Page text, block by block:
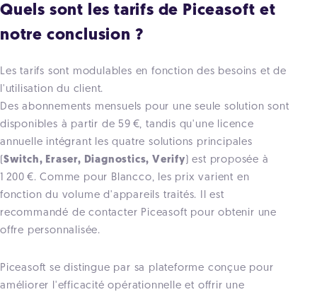
Quels sont les tarifs de Piceasoft et
notre conclusion ?
Les tarifs sont modulables en fonction des besoins et de
l'utilisation du client.
Des abonnements mensuels pour une seule solution sont
disponibles à partir de 59 €, tandis qu'une licence
annuelle intégrant les quatre solutions principales
Switch, Eraser, Diagnostics, Verify ) est proposée à
1 200 €. Comme pour Blancco, les prix varient en
fonction du volume d'appareils traités. Il est
recommandé de contacter Piceasoft pour obtenir une
offre personnalisée.
Piceasoft se distingue par sa plateforme conçue pour
améliorer l'efficacité opérationnelle et offrir une